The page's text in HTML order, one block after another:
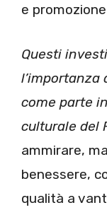
e
Questi
come parte
culturale del
ammirare,
benessere,
qualità a